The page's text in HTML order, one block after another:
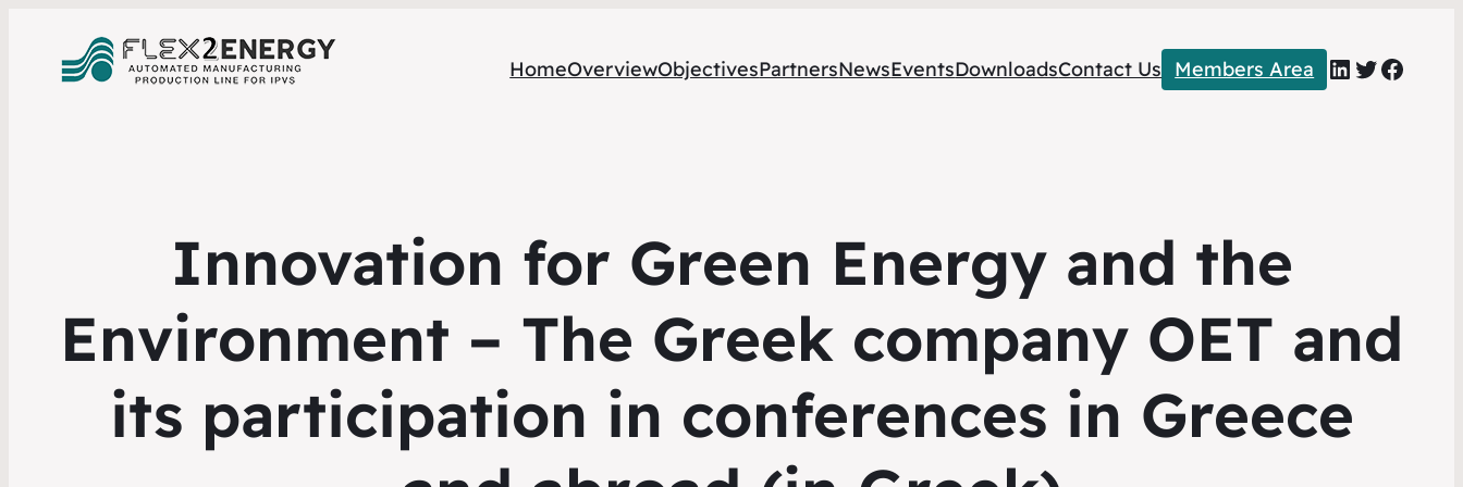
HomeOverviewObjectivesPartnersNewsEventsDownloadsContact Us Members Area LinkedIn
Twitter
Innovation for Green Energy and the
Environment – The Greek company OET and
its participation in conferences in Greece